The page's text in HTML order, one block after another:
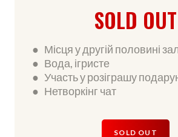
SOLD OUT
● Місця у другій половині
● Вода, ігристе
● Участь у розіграшу
● Нетворкінг чат
SOLD OUT